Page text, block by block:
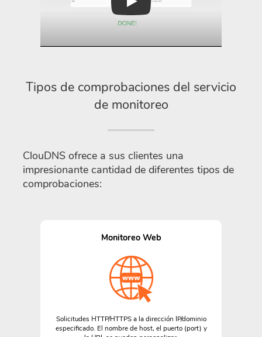
Play
Tipos de comprobaciones del servicio
de monitoreo
ClouDNS ofrece a sus clientes una
impresionante cantidad de diferentes tipos de
comprobaciones:
Monitoreo Web
Solicitudes HTTP/HTTPS a la dirección IP/dominio
especificado. El nombre de host, el puerto (port) y